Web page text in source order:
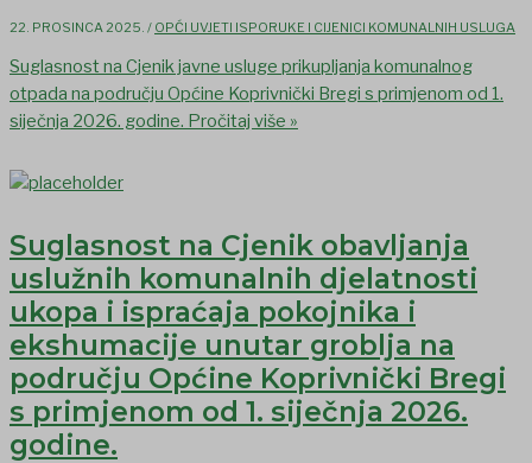
22. PROSINCA 2025. / OPĆI UVJETI ISPORUKE I CIJENICI KOMUNALNIH USLUGA
Suglasnost na Cjenik javne usluge prikupljanja komunalnog
otpada na području Općine Koprivnički Bregi s primjenom od 1.
siječnja 2026. godine. Pročitaj više »
Suglasnost na Cjenik obavljanja
uslužnih komunalnih djelatnosti
ukopa i ispraćaja pokojnika i
ekshumacije unutar groblja na
području Općine Koprivnički Bregi
s primjenom od 1. siječnja 2026.
godine.